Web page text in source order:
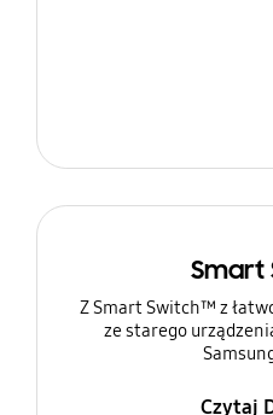
Smart
Z Smart Switch™ z
ze starego
Czytaj